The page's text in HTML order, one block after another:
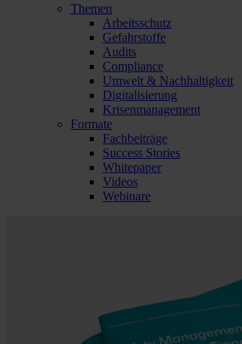
Themen
Arbeitsschutz
Gefahrstoffe
Audits
Compliance
Umwelt & Nachhaltigkeit
Digitalisierung
Krisenmanagement
Formate
Fachbeiträge
Success Stories
Whitepaper
Videos
Webinare